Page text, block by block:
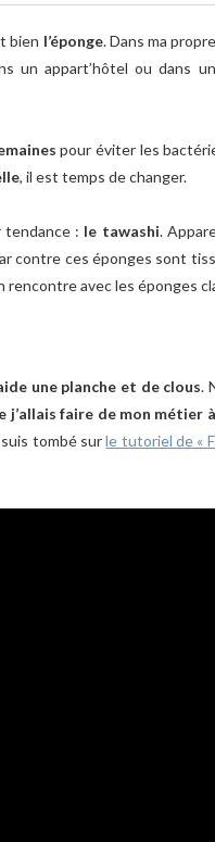
bien l’éponge. Dans ma
un appart’hôtel ou dans
pour éviter les
, il est temps de changer.
: le tawashi.
contre ces éponges sont
rencontre avec les éponges
une planche et de clous.
j’allais faire de mon
tombé surle tutoriel de «